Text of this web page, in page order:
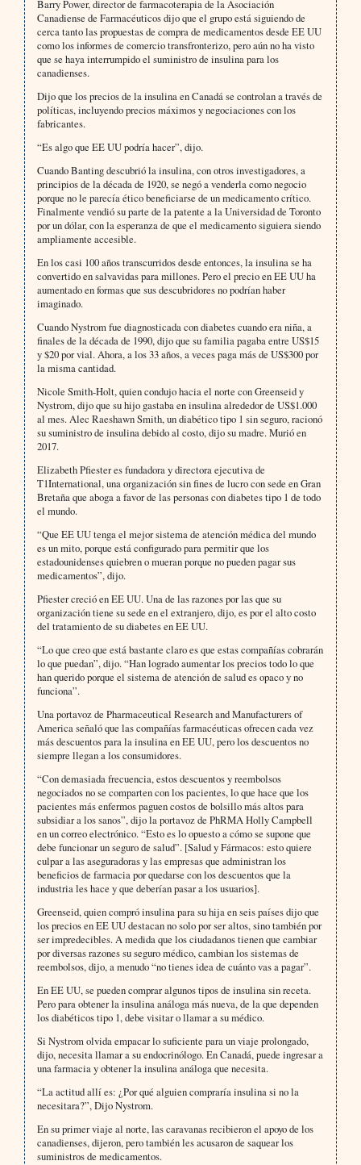
Barry Power, director de farmacoterapia de la Asociación
Canadiense de Farmacéuticos dijo que el grupo está siguiendo de
cerca tanto las propuestas de compra de medicamentos desde EE UU
como los informes de comercio transfronterizo, pero aún no ha visto
que se haya interrumpido el suministro de insulina para los
canadienses.
Dijo que los precios de la insulina en Canadá se controlan a través de
políticas, incluyendo precios máximos y negociaciones con los
fabricantes.
“Es algo que EE UU podría hacer”, dijo.
Cuando Banting descubrió la insulina, con otros investigadores, a
principios de la década de 1920, se negó a venderla como negocio
porque no le parecía ético beneficiarse de un medicamento crítico.
Finalmente vendió su parte de la patente a la Universidad de Toronto
por un dólar, con la esperanza de que el medicamento siguiera siendo
ampliamente accesible.
En los casi 100 años transcurridos desde entonces, la insulina se ha
convertido en salvavidas para millones. Pero el precio en EE UU ha
aumentado en formas que sus descubridores no podrían haber
imaginado.
Cuando Nystrom fue diagnosticada con diabetes cuando era niña, a
finales de la década de 1990, dijo que su familia pagaba entre US$15
y $20 por vial. Ahora, a los 33 años, a veces paga más de US$300 por
la misma cantidad.
Nicole Smith-Holt, quien condujo hacia el norte con Greenseid y
Nystrom, dijo que su hijo gastaba en insulina alrededor de US$1.000
al mes. Alec Raeshawn Smith, un diabético tipo 1 sin seguro, racionó
su suministro de insulina debido al costo, dijo su madre. Murió en
2017.
Elizabeth Pfiester es fundadora y directora ejecutiva de
T1International, una organización sin fines de lucro con sede en Gran
Bretaña que aboga a favor de las personas con diabetes tipo 1 de todo
el mundo.
“Que EE UU tenga el mejor sistema de atención médica del mundo
es un mito, porque está configurado para permitir que los
estadounidenses quiebren o mueran porque no pueden pagar sus
medicamentos”, dijo.
Pfiester creció en EE UU. Una de las razones por las que su
organización tiene su sede en el extranjero, dijo, es por el alto costo
del tratamiento de su diabetes en EE UU.
“Lo que creo que está bastante claro es que estas compañías cobrarán
lo que puedan”, dijo. “Han logrado aumentar los precios todo lo que
han querido porque el sistema de atención de salud es opaco y no
funciona”.
Una portavoz de Pharmaceutical Research and Manufacturers of
America señaló que las compañías farmacéuticas ofrecen cada vez
más descuentos para la insulina en EE UU, pero los descuentos no
siempre llegan a los consumidores.
“Con demasiada frecuencia, estos descuentos y reembolsos
negociados no se comparten con los pacientes, lo que hace que los
pacientes más enfermos paguen costos de bolsillo más altos para
subsidiar a los sanos”, dijo la portavoz de PhRMA Holly Campbell
en un correo electrónico. “Esto es lo opuesto a cómo se supone que
debe funcionar un seguro de salud”. [Salud y Fármacos: esto quiere
culpar a las aseguradoras y las empresas que administran los
beneficios de farmacia por quedarse con los descuentos que la
industria les hace y que deberían pasar a los usuarios].
Greenseid, quien compró insulina para su hija en seis países dijo que
los precios en EE UU destacan no solo por ser altos, sino también por
ser impredecibles. A medida que los ciudadanos tienen que cambiar
por diversas razones su seguro médico, cambian los sistemas de
reembolsos, dijo, a menudo “no tienes idea de cuánto vas a pagar”.
En EE UU, se pueden comprar algunos tipos de insulina sin receta.
Pero para obtener la insulina análoga más nueva, de la que dependen
los diabéticos tipo 1, debe visitar o llamar a su médico.
Si Nystrom olvida empacar lo suficiente para un viaje prolongado,
dijo, necesita llamar a su endocrinólogo. En Canadá, puede ingresar a
una farmacia y obtener la insulina análoga que necesita.
“La actitud allí es: ¿Por qué alguien compraría insulina si no la
necesitara?”, Dijo Nystrom.
En su primer viaje al norte, las caravanas recibieron el apoyo de los
canadienses, dijeron, pero también les acusaron de saquear los
suministros de medicamentos.